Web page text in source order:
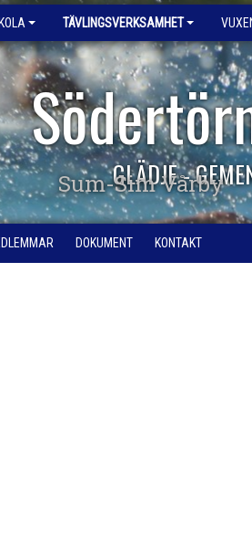
TÄVLINGSVERKSAMHET
GLÄDJE -
Sum-Sim Vårby
DOKUMENT KONTAKT